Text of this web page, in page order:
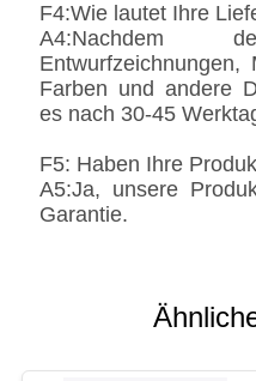
F4:Wie lautet Ihre
Entwurfzeichnungen,
Farben und andere
es nach 30-45
F5: Haben Ihre
A5:Ja, unsere
Garantie.